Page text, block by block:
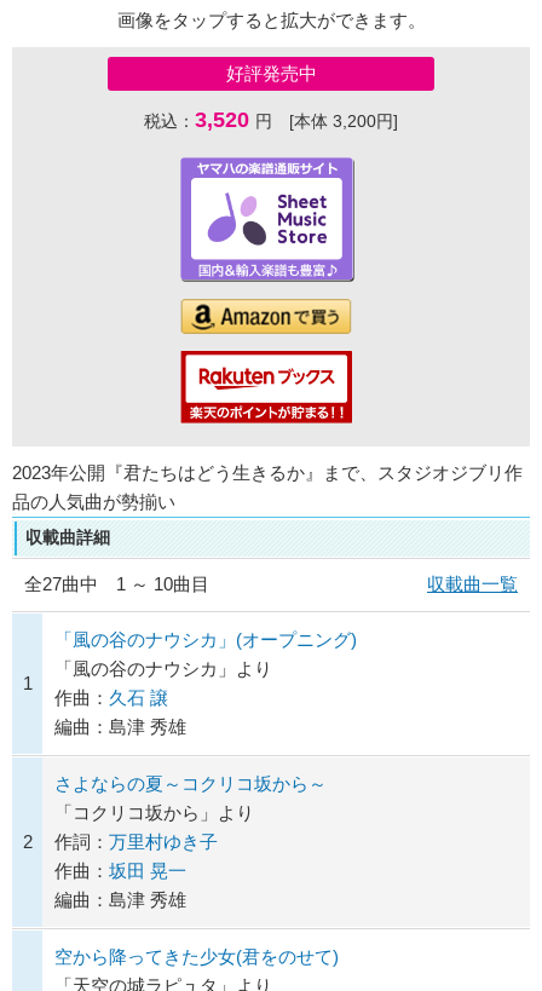
画像をタップすると拡大ができます。
好評発売中
税込： 3,520 円 [本体 3,200円]
2023年公開『君たちはどう生きるか』まで、スタジオジブリ作
品の人気曲が勢揃い
収載曲詳細
全27曲中 1 ～ 10曲目 収載曲一覧
1
「風の谷のナウシカ」(オープニング)
「風の谷のナウシカ」より
作曲： 久石 譲
編曲：島津 秀雄
2
さよならの夏～コクリコ坂から～
「コクリコ坂から」より
作詞： 万里村ゆき子
作曲： 坂田 晃一
編曲：島津 秀雄
空から降ってきた少女(君をのせて)
「天空の城ラピュタ」より